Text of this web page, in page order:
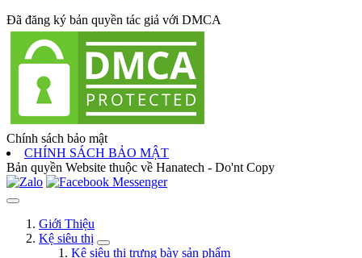
Đã đăng ký bản quyền tác giả với DMCA
Chính sách bảo mật
CHÍNH SÁCH BẢO MẬT
Bản quyền Website thuộc về Hanatech - Do'nt Copy
Giới Thiệu
Kệ siêu thị
Kệ siêu thị trưng bày sản phẩm